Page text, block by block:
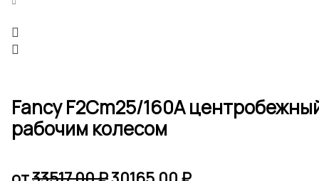
Fancy F2Cm25/160A
рабочим колесом